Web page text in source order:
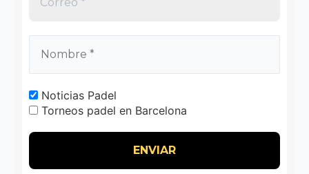
Noticias Padel
Torneos padel en Barcelona